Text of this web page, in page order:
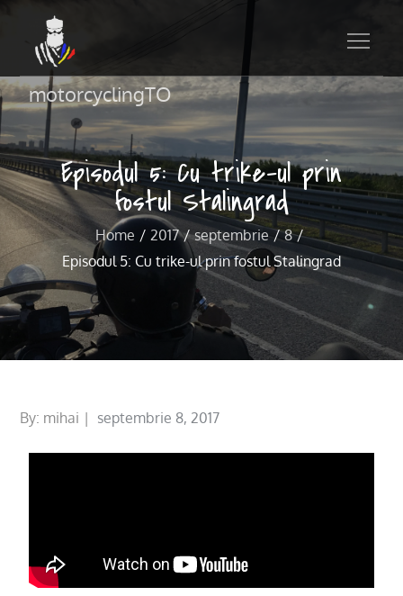
motorcyclingTO
Episodul 5: Cu trike-ul prin
fostul Stalingrad
Home 2017 septembrie
8
Episodul 5: Cu trike-ul prin fostul Stalingrad
By: mihai septembrie 8, 2017